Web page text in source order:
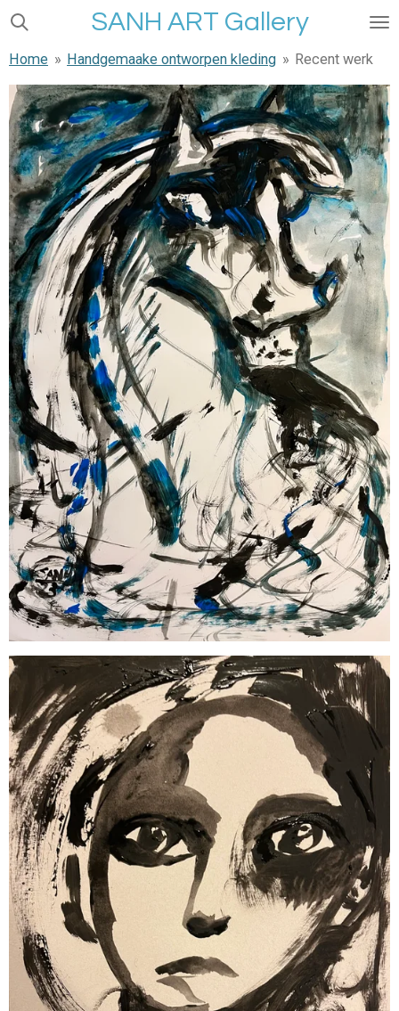
Ga
naar
de
hoofdinhoud
SANH ART Gallery
Home » Handgemaake ontworpen kleding » Recent werk